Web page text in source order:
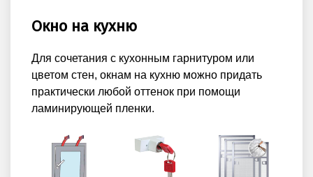
Окно на кухню
Для сочетания с кухонным гарнитуром или
цветом стен, окнам на кухню можно придать
практически любой оттенок при помощи
ламинирующей пленки.